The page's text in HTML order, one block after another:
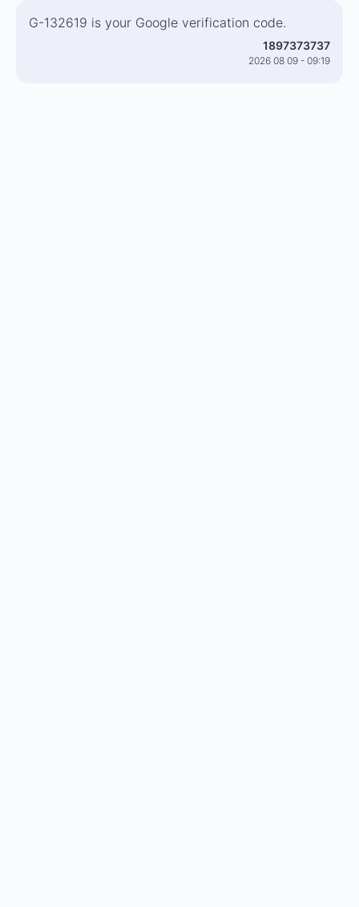
G-132619 is your Google verification code.
1897373737
2026 08 09 - 09:19